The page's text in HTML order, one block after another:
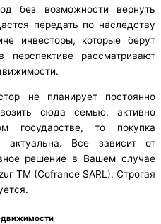
без возможности вернуть
передать по наследству
инвесторы, которые берут
рассматривают
не планирует постоянно
сюда семью, активно
государстве, то покупка
Все зависит от
решение в Вашем случае
TM (Cofrance SARL). Строгая